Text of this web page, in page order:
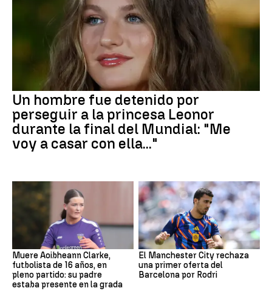
Un hombre fue detenido por
perseguir a la princesa Leonor
durante la final del Mundial: "Me
voy a casar con ella..."
Muere Aoibheann Clarke,
futbolista de 16 años, en
pleno partido: su padre
estaba presente en la grada
El Manchester City rechaza
una primer oferta del
Barcelona por Rodri